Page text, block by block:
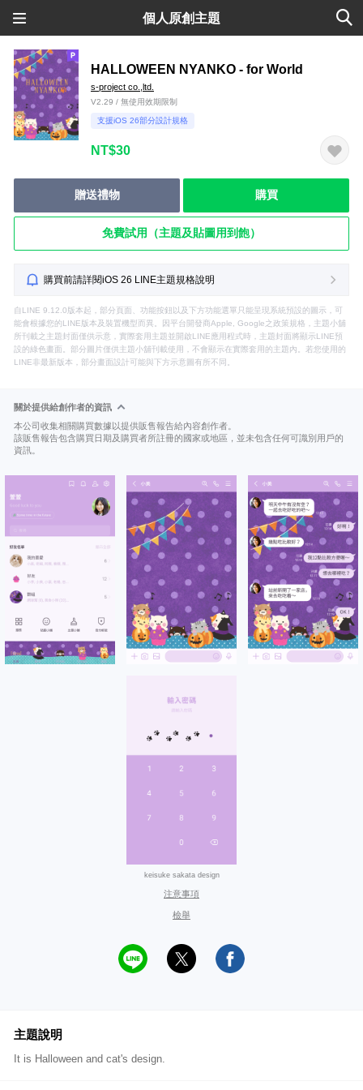
個人原創主題
HALLOWEEN NYANKO - for World
s-project co.,ltd.
V2.29 / 無使用效期限制
支援iOS 26部分設計規格
NT$30
贈送禮物 購買
免費試用（主題及貼圖用到飽）
購買前請詳閱iOS 26 LINE主題規格說明
自LINE 9.12.0版本起，部分頁面、功能按鈕以及下方功能選單只能呈現系統預設的圖示，可
能會根據您的LINE版本及裝置機型而異。因平台開發商Apple, Google之政策規格，主題小舖
所刊載之主題封面僅供示意，實際套用主題並開啟LINE應用程式時，主題封面將顯示LINE預
設的綠色畫面。部分圖片僅供主題小舖刊載使用，不會顯示在實際套用的主題內。若您使用的
LINE非最新版本，部分畫面設計可能與下方示意圖有所不同。
關於提供給創作者的資訊
本公司收集相關購買數據以提供販售報告給內容創作者。
該販售報告包含購買日期及購買者所註冊的國家或地區，並未包含任何可識別用戶的
資訊。
keisuke sakata design
注意事項
檢舉
主題說明
It is Halloween and cat's design.